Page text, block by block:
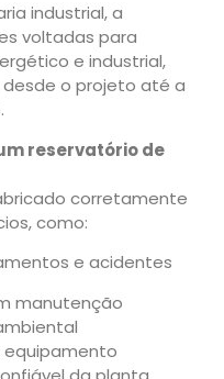
industrial, a
voltadas para
e industrial,
o projeto até a
reservatório de
corretamente
como:
e acidentes
manutenção
equipamento